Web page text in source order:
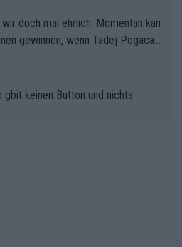
uns liegt nun das große Finale R
hat psychologisch Oberwasser, ab
jetzt All-In gehen. (gregman
doch mal ehrlich: Momentan kan
gewinnen, wenn Tadej Pogacar
keinen Button und nichts